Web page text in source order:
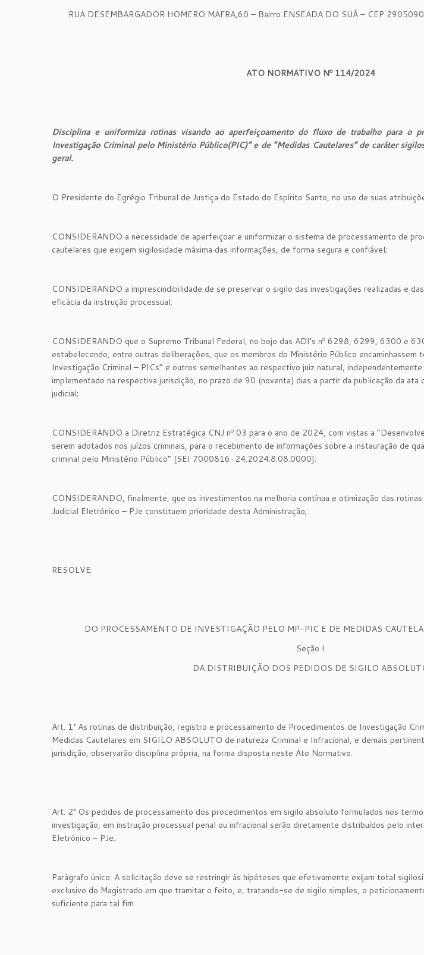
RUA DESEMBARGADOR HOMERO MAFRA,60 – Bairro ENSEADA DO SUÁ – CEP
ATO NORMATIVO Nº 114/2024
Disciplina e uniformiza rotinas visando ao aperfeiçoamento do fluxo de trabalho para o
Investigação Criminal pelo Ministério Público(PIC)” e de “Medidas Cautelares” de caráter
geral.
O Presidente do Egrégio Tribunal de Justiça do Estado do Espírito Santo, no uso de suas
CONSIDERANDO a necessidade de aperfeiçoar e uniformizar o sistema de processamento de
cautelares que exigem sigilosidade máxima das informações, de forma segura e confiável;
CONSIDERANDO a imprescindibilidade de se preservar o sigilo das investigações realizadas e
eficácia da instrução processual;
CONSIDERANDO que o Supremo Tribunal Federal, no bojo das ADI’s nº 6298, 6299, 6300 e
estabelecendo, entre outras deliberações, que os membros do Ministério Público encaminhassem
Investigação Criminal – PICs” e outros semelhantes ao respectivo juiz natural,
implementado na respectiva jurisdição, no prazo de 90 (noventa) dias a partir da publicação da
judicial;
CONSIDERANDO a Diretriz Estratégica CNJ nº 03 para o ano de 2024, com vistas a
serem adotados nos juízos criminais, para o recebimento de informações sobre a instauração de
criminal pelo Ministério Público” [SEI 7000816-24.2024.8.08.0000];
CONSIDERANDO, finalmente, que os investimentos na melhoria contínua e otimização das
Judicial Eletrônico – PJe constituem prioridade desta Administração;
RESOLVE:
DO PROCESSAMENTO DE INVESTIGAÇÃO PELO MP-PIC E DE MEDIDAS
Seção I
DA DISTRIBUIÇÃO DOS PEDIDOS DE SIGILO
Art. 1° As rotinas de distribuição, registro e processamento de Procedimentos de Investigação
Medidas Cautelares em SIGILO ABSOLUTO de natureza Criminal e Infracional, e demais
jurisdição, observarão disciplina própria, na forma disposta neste Ato Normativo.
Art. 2° Os pedidos de processamento dos procedimentos em sigilo absoluto formulados nos
investigação, em instrução processual penal ou infracional serão diretamente distribuídos pelo
Eletrônico – PJe.
Parágrafo único. A solicitação deve se restringir às hipóteses que efetivamente exijam total
exclusivo do Magistrado em que tramitar o feito, e, tratando-se de sigilo simples, o
suficiente para tal fim.